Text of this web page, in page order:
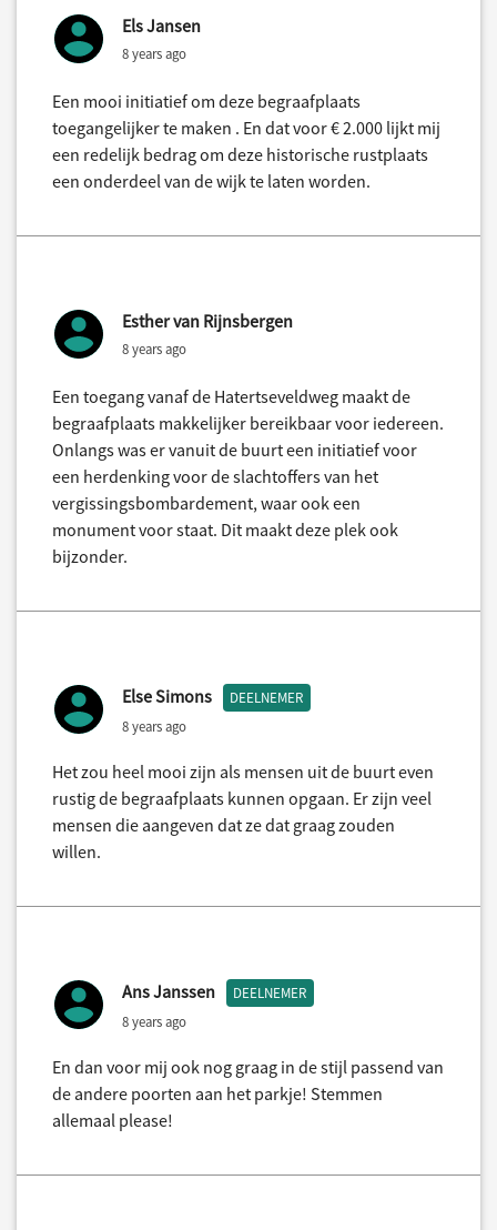
Els Jansen
8 years ago
Een mooi initiatief om deze begraafplaats
toegangelijker te maken . En dat voor € 2.000 lijkt mij
een redelijk bedrag om deze historische rustplaats
een onderdeel van de wijk te laten worden.
Esther van Rijnsbergen
8 years ago
Een toegang vanaf de Hatertseveldweg maakt de
begraafplaats makkelijker bereikbaar voor iedereen.
Onlangs was er vanuit de buurt een initiatief voor
een herdenking voor de slachtoffers van het
vergissingsbombardement, waar ook een
monument voor staat. Dit maakt deze plek ook
bijzonder.
Else Simons DEELNEMER
8 years ago
Het zou heel mooi zijn als mensen uit de buurt even
rustig de begraafplaats kunnen opgaan. Er zijn veel
mensen die aangeven dat ze dat graag zouden
willen.
Ans Janssen DEELNEMER
8 years ago
En dan voor mij ook nog graag in de stijl passend van
de andere poorten aan het parkje! Stemmen
allemaal please!